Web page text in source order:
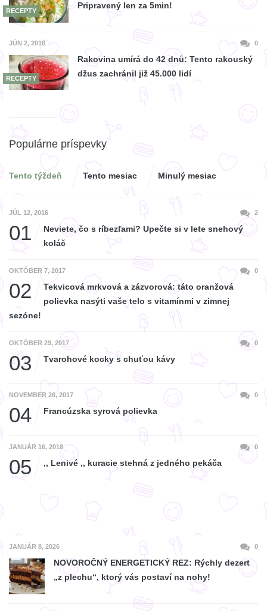
RECEPTY
Pripravený len za 5min!
JÚN 2, 2016 0
RECEPTY
Rakovina umírá do 42 dnů: Tento rakouský
džus zachránil již 45.000 lidí
Populárne príspevky
Tento týždeň Tento mesiac Minulý mesiac
JÚL 12, 2016 2
01
Neviete, čo s ríbezľami? Upečte si v lete snehový
koláč
OKTÓBER 7, 2017 0
02
Tekvicová mrkvová a zázvorová: táto oranžová
polievka nasýti vaše telo s vitamínmi v zimnej
sezóne!
OKTÓBER 29, 2017 0
03 Tvarohové kocky s chuťou kávy
NOVEMBER 26, 2017 0
04 Francúzska syrová polievka
JANUÁR 16, 2018 0
05 ,, Lenivé ,, kuracie stehná z jedného pekáča
JANUÁR 8, 2026 0
NOVOROČNÝ ENERGETICKÝ REZ: Rýchly dezert
„z plechu“, ktorý vás postaví na nohy!